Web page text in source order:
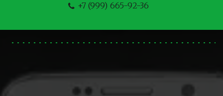
+7 (999) 665-92-36